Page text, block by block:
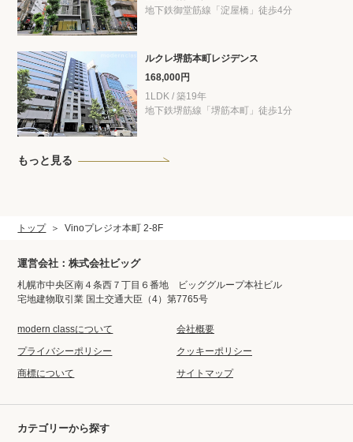
地下鉄御堂筋線「淀屋橋」徒歩4分
ルクレ堺筋本町レジデンス
168,000円
1LDK / 築19年
地下鉄堺筋線「堺筋本町」徒歩1分
もっと見る
トップ Vinoプレジオ本町 2-8F
運営会社：株式会社ビッグ
札幌市中央区南４条西７丁目６番地 ビッググループ本社ビル
宅地建物取引業 国土交通大臣（4）第7765号
modern classについて
会社概要
プライバシーポリシー
クッキーポリシー
商標について
サイトマップ
カテゴリーから探す